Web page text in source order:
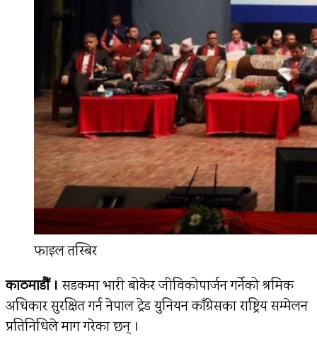
फाइल तस्बिर
काठमाडौँ । सडकमा भारी बोकेर जीविकोपार्जन गर्नेको श्रमिक
अधिकार सुरक्षित गर्न नेपाल ट्रेड युनियन काँग्रेसका राष्ट्रिय सम्मेलन
प्रतिनिधिले माग गरेका छन् ।